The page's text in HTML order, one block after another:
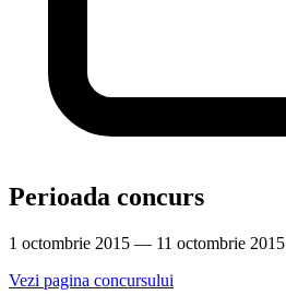
Perioada concurs
1 octombrie 2015 — 11 octombrie 2015
Vezi pagina concursului